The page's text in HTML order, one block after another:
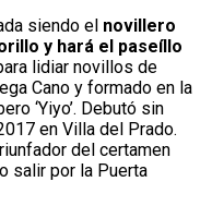
siendo el novillero
y hará el paseíllo
lidiar novillos de
Cano y formado en la
‘Yiyo’. Debutó sin
en Villa del Prado.
del certamen
salir por la Puerta